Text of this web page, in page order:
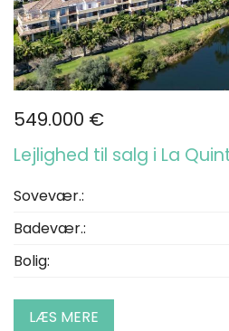
549.000 €
Lejlighed til salg i La
Sovevær.:
Badevær.:
Bolig:
LÆS MERE